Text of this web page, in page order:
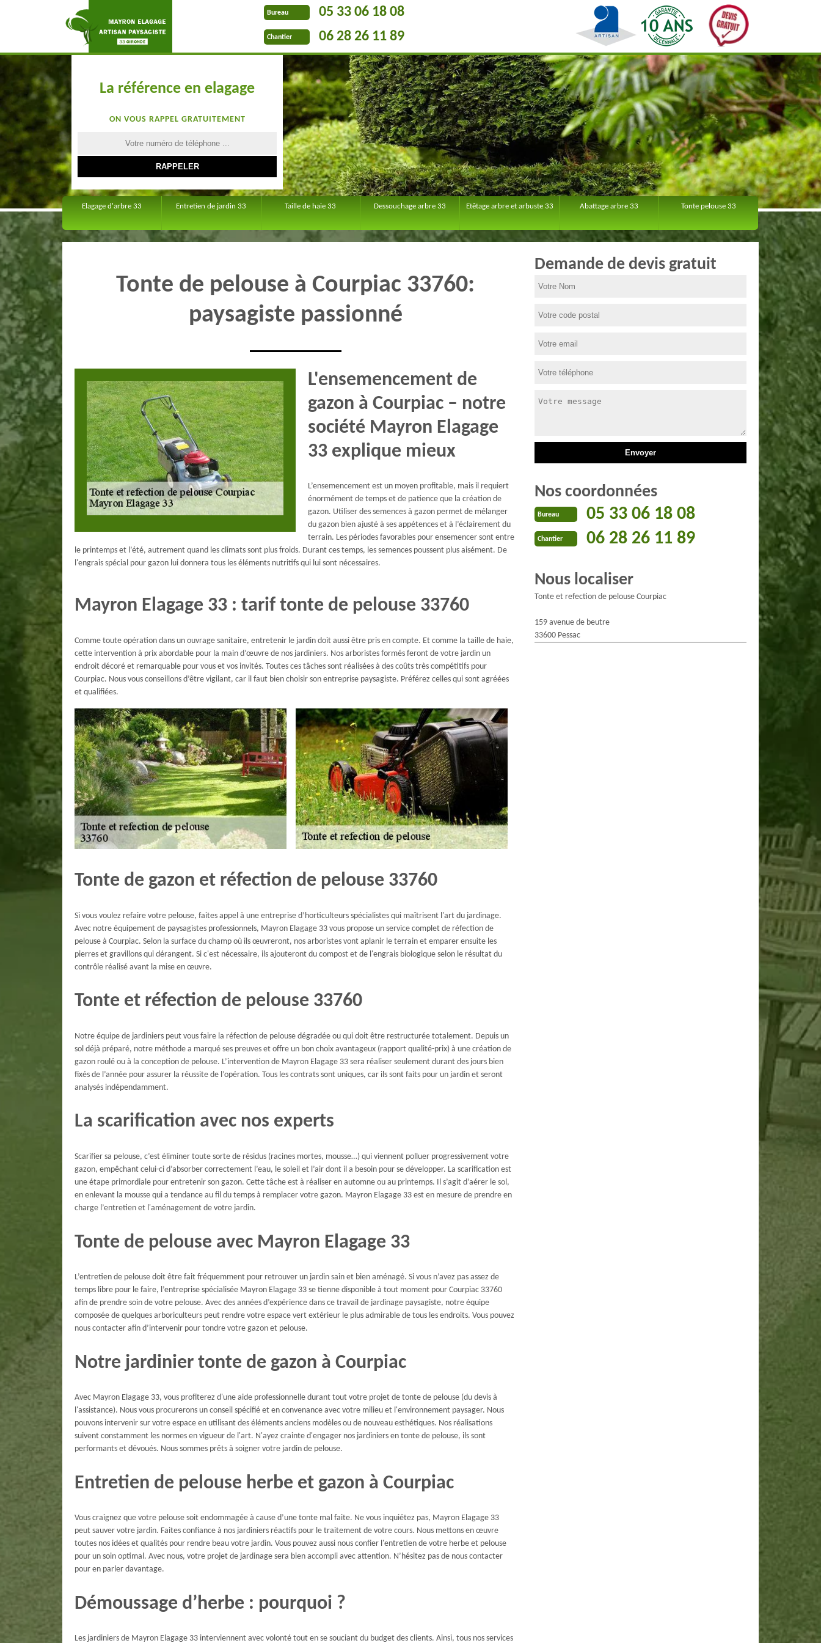
Bureau 05 33 06 18 08
Chantier 06 28 26 11 89
La référence en elagage
ON VOUS RAPPEL GRATUITEMENT
Elagage d'arbre 33 Entretien de jardin 33 Taille de haie 33 Dessouchage arbre 33 Etêtage arbre et arbuste 33 Abattage arbre 33 Tonte pelouse 33
Tonte de pelouse à Courpiac 33760:
paysagiste passionné
L'ensemencement de
gazon à Courpiac – notre
société Mayron Elagage
33 explique mieux
L’ensemencement est un moyen profitable, mais il requiert
énormément de temps et de patience que la création de
gazon. Utiliser des semences à gazon permet de mélanger
du gazon bien ajusté à ses appétences et à l’éclairement du
terrain. Les périodes favorables pour ensemencer sont entre
le printemps et l’été, autrement quand les climats sont plus froids. Durant ces temps, les semences poussent plus aisément. De
l'engrais spécial pour gazon lui donnera tous les éléments nutritifs qui lui sont nécessaires.
Mayron Elagage 33 : tarif tonte de pelouse 33760
Comme toute opération dans un ouvrage sanitaire, entretenir le jardin doit aussi être pris en compte. Et comme la taille de haie,
cette intervention à prix abordable pour la main d’œuvre de nos jardiniers. Nos arboristes formés feront de votre jardin un
endroit décoré et remarquable pour vous et vos invités. Toutes ces tâches sont réalisées à des coûts très compétitifs pour
Courpiac. Nous vous conseillons d’être vigilant, car il faut bien choisir son entreprise paysagiste. Préférez celles qui sont agréées
et qualifiées.
Tonte de gazon et réfection de pelouse 33760
Si vous voulez refaire votre pelouse, faites appel à une entreprise d’horticulteurs spécialistes qui maîtrisent l'art du jardinage.
Avec notre équipement de paysagistes professionnels, Mayron Elagage 33 vous propose un service complet de réfection de
pelouse à Courpiac. Selon la surface du champ où ils œuvreront, nos arboristes vont aplanir le terrain et emparer ensuite les
pierres et gravillons qui dérangent. Si c'est nécessaire, ils ajouteront du compost et de l'engrais biologique selon le résultat du
contrôle réalisé avant la mise en œuvre.
Tonte et réfection de pelouse 33760
Notre équipe de jardiniers peut vous faire la réfection de pelouse dégradée ou qui doit être restructurée totalement. Depuis un
sol déjà préparé, notre méthode a marqué ses preuves et offre un bon choix avantageux (rapport qualité-prix) à une création de
gazon roulé ou à la conception de pelouse. L’intervention de Mayron Elagage 33 sera réaliser seulement durant des jours bien
fixés de l’année pour assurer la réussite de l’opération. Tous les contrats sont uniques, car ils sont faits pour un jardin et seront
analysés indépendamment.
La scarification avec nos experts
Scarifier sa pelouse, c’est éliminer toute sorte de résidus (racines mortes, mousse…) qui viennent polluer progressivement votre
gazon, empêchant celui-ci d’absorber correctement l’eau, le soleil et l’air dont il a besoin pour se développer. La scarification est
une étape primordiale pour entretenir son gazon. Cette tâche est à réaliser en automne ou au printemps. Il s’agit d’aérer le sol,
en enlevant la mousse qui a tendance au fil du temps à remplacer votre gazon. Mayron Elagage 33 est en mesure de prendre en
charge l’entretien et l'aménagement de votre jardin.
Tonte de pelouse avec Mayron Elagage 33
L’entretien de pelouse doit être fait fréquemment pour retrouver un jardin sain et bien aménagé. Si vous n’avez pas assez de
temps libre pour le faire, l’entreprise spécialisée Mayron Elagage 33 se tienne disponible à tout moment pour Courpiac 33760
afin de prendre soin de votre pelouse. Avec des années d’expérience dans ce travail de jardinage paysagiste, notre équipe
composée de quelques arboriculteurs peut rendre votre espace vert extérieur le plus admirable de tous les endroits. Vous pouvez
nous contacter afin d’intervenir pour tondre votre gazon et pelouse.
Notre jardinier tonte de gazon à Courpiac
Avec Mayron Elagage 33, vous profiterez d'une aide professionnelle durant tout votre projet de tonte de pelouse (du devis à
l'assistance). Nous vous procurerons un conseil spécifié et en convenance avec votre milieu et l'environnement paysager. Nous
pouvons intervenir sur votre espace en utilisant des éléments anciens modèles ou de nouveau esthétiques. Nos réalisations
suivent constamment les normes en vigueur de l'art. N'ayez crainte d'engager nos jardiniers en tonte de pelouse, ils sont
performants et dévoués. Nous sommes prêts à soigner votre jardin de pelouse.
Entretien de pelouse herbe et gazon à Courpiac
Vous craignez que votre pelouse soit endommagée à cause d’une tonte mal faite. Ne vous inquiétez pas, Mayron Elagage 33
peut sauver votre jardin. Faites confiance à nos jardiniers réactifs pour le traitement de votre cours. Nous mettons en œuvre
toutes nos idées et qualités pour rendre beau votre jardin. Vous pouvez aussi nous confier l'entretien de votre herbe et pelouse
pour un soin optimal. Avec nous, votre projet de jardinage sera bien accompli avec attention. N’hésitez pas de nous contacter
pour en parler davantage.
Démoussage d’herbe : pourquoi ?
Les jardiniers de Mayron Elagage 33 interviennent avec volonté tout en se souciant du budget des clients. Ainsi, tous nos services
Demande de devis gratuit
Nos coordonnées
Bureau 05 33 06 18 08
Chantier 06 28 26 11 89
Nous localiser
Tonte et refection de pelouse Courpiac
159 avenue de beutre
33600 Pessac